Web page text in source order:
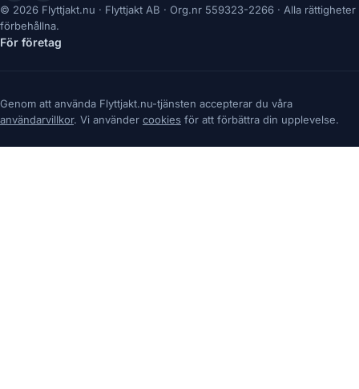
© 2026 Flyttjakt.nu · Flyttjakt AB · Org.nr 559323-2266 · Alla rättigheter
förbehållna.
För företag
Genom att använda Flyttjakt.nu-tjänsten accepterar du våra
användarvillkor. Vi använder cookies för att förbättra din upplevelse.